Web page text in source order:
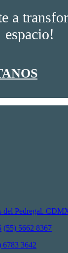
a
espacio!
del Pedregal.
(55) 5662 8367
6783 3642